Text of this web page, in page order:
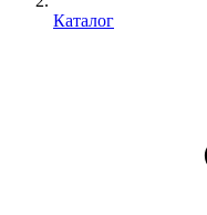
Каталог